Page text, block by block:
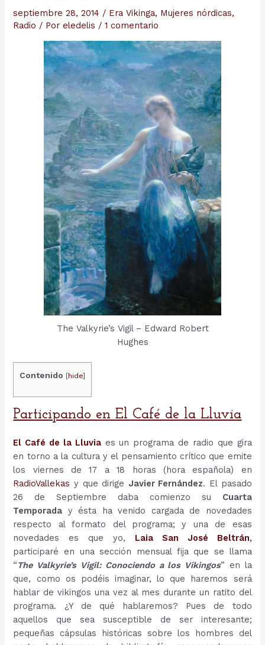
septiembre 28, 2014 / Era Vikinga, Mujeres nórdicas,
Radio / Poreledelis /1 comentario
The Valkyrie’s Vigil – Edward Robert
Hughes
Contenido [hide]
Participando en El Café de la Lluvia
El Café de la Lluviaes un programa de radio que gira
en torno a la cultura y el pensamiento crítico que emite
los viernes de 17 a 18 horas (hora española) en
RadioVallekas y que dirige Javier Fernández. El pasado
26 de Septiembre daba comienzo su Cuarta
Temporada y ésta ha venido cargada de novedades
respecto al formato del programa; y una de esas
novedades es que yo, Laia San José Beltrán,
participaré en una sección mensual fija que se llama
“The Valkyrie’s Vigil: Conociendo a los Vikingos” en la
que, como os podéis imaginar, lo que haremos será
hablar de vikingos una vez al mes durante un ratito del
programa. ¿Y de qué hablaremos? Pues de todo
aquellos que sea susceptible de ser interesante;
pequeñas cápsulas históricas sobre los hombres del